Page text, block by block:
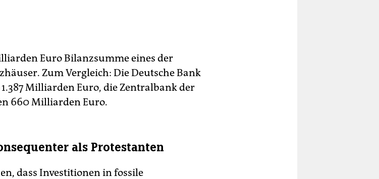
Euro Bilanzsumme eines der
Zum Vergleich: Die Deutsche Bank
Milliarden Euro, die Zentralbank der
660 Milliarden Euro.
als Protestanten
dass Investitionen in fossile